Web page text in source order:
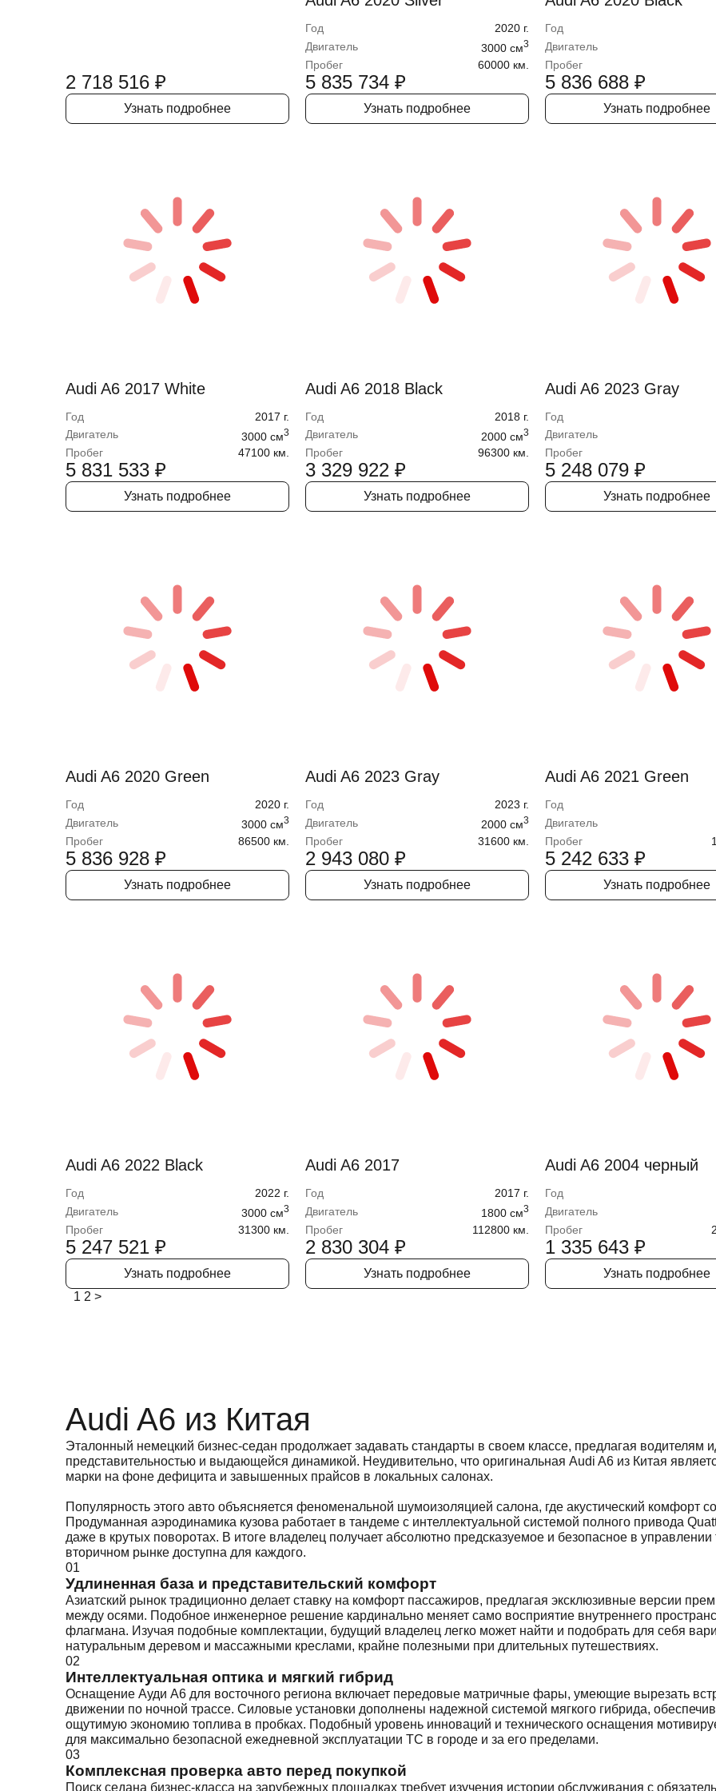
2 718 516 ₽
Узнать подробнее
Год 2020 г.
Двигатель
3000 cм3
Пробег 60000 км.
5 835 734 ₽
Узнать подробнее
Год
Двигатель
Пробег
5 836 688 ₽
Узнать подробнее
Audi A6 2017 White
Год 2017 г.
Двигатель
3000 cм3
Пробег 47100 км.
5 831 533 ₽
Узнать подробнее
Audi A6 2018 Black
Год 2018 г.
Двигатель
2000 cм3
Пробег 96300 км.
3 329 922 ₽
Узнать подробнее
Audi A6 2023 Gray
Год
Двигатель
Пробег
5 248 079 ₽
Узнать подробнее
Audi A6 2020 Green
Год 2020 г.
Двигатель
3000 cм3
Пробег 86500 км.
5 836 928 ₽
Узнать подробнее
Audi A6 2023 Gray
Год 2023 г.
Двигатель
2000 cм3
Пробег 31600 км.
2 943 080 ₽
Узнать подробнее
Audi A6 2021 Green
Год
Двигатель
Пробег
5 242 633 ₽
Узнать подробнее
Audi A6 2022 Black
Год 2022 г.
Двигатель
3000 cм3
Пробег 31300 км.
5 247 521 ₽
Узнать подробнее
Audi A6 2017
Год 2017 г.
Двигатель
1800 cм3
Пробег 112800 км.
2 830 304 ₽
Узнать подробнее
Audi A6 2004 черный
Год
Двигатель
Пробег
1 335 643 ₽
Узнать подробнее
1 2 >
Audi A6 из Китая
Эталонный немецкий бизнес-седан продолжает задавать стандарты в своем классе, предлагая водителям
представительностью и выдающейся динамикой. Неудивительно, что оригинальная Audi A6 из Китая
марки на фоне дефицита и завышенных прайсов в локальных салонах.
Популярность этого авто объясняется феноменальной шумоизоляцией салона, где акустический комфорт
Продуманная аэродинамика кузова работает в тандеме с интеллектуальной системой полного привода
даже в крутых поворотах. В итоге владелец получает абсолютно предсказуемое и безопасное в
вторичном рынке доступна для каждого.
01
Удлиненная база и представительский комфорт
Азиатский рынок традиционно делает ставку на комфорт пассажиров, предлагая эксклюзивные версии
между осями. Подобное инженерное решение кардинально меняет само восприятие внутреннего
флагмана. Изучая подобные комплектации, будущий владелец легко может найти и подобрать для себя
натуральным деревом и массажными креслами, крайне полезными при длительных путешествиях.
02
Интеллектуальная оптика и мягкий гибрид
Оснащение Ауди А6 для восточного региона включает передовые матричные фары, умеющие вырезать
движении по ночной трассе. Силовые установки дополнены надежной системой мягкого гибрида,
ощутимую экономию топлива в пробках. Подобный уровень инноваций и технического оснащения
для максимально безопасной ежедневной эксплуатации ТС в городе и за его пределами.
03
Комплексная проверка авто перед покупкой
Поиск седана бизнес-класса на зарубежных площадках требует изучения истории обслуживания с